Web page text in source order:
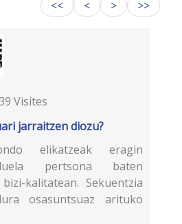
<< < > >>
Visites
jarraitzen diozu?
elikatzeak eragin
pertsona baten
kalitatean. Sekuentzia
osasuntsuaz arituko